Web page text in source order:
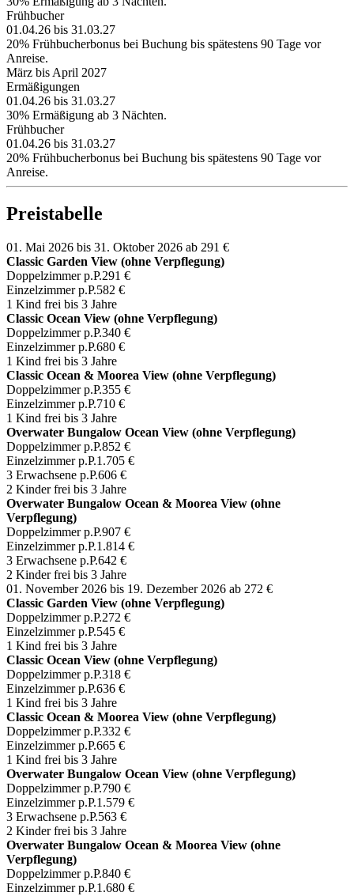
Frühbucher
01.04.26 bis 31.03.27
20% Frühbucherbonus bei Buchung bis spätestens 90 Tage vor
Anreise.
März bis April 2027
Ermäßigungen
01.04.26 bis 31.03.27
30% Ermäßigung ab 3 Nächten.
Frühbucher
01.04.26 bis 31.03.27
20% Frühbucherbonus bei Buchung bis spätestens 90 Tage vor
Anreise.
Preistabelle
01. Mai 2026 bis 31. Oktober 2026 ab 291 €
Classic Garden View (ohne Verpflegung)
Doppelzimmer p.P.291 €
Einzelzimmer p.P.582 €
1 Kind frei bis 3 Jahre
Classic Ocean View (ohne Verpflegung)
Doppelzimmer p.P.340 €
Einzelzimmer p.P.680 €
1 Kind frei bis 3 Jahre
Classic Ocean & Moorea View (ohne Verpflegung)
Doppelzimmer p.P.355 €
Einzelzimmer p.P.710 €
1 Kind frei bis 3 Jahre
Overwater Bungalow Ocean View (ohne Verpflegung)
Doppelzimmer p.P.852 €
Einzelzimmer p.P.1.705 €
3 Erwachsene p.P.606 €
2 Kinder frei bis 3 Jahre
Overwater Bungalow Ocean & Moorea View (ohne
Verpflegung)
Doppelzimmer p.P.907 €
Einzelzimmer p.P.1.814 €
3 Erwachsene p.P.642 €
2 Kinder frei bis 3 Jahre
01. November 2026 bis 19. Dezember 2026 ab 272 €
Classic Garden View (ohne Verpflegung)
Doppelzimmer p.P.272 €
Einzelzimmer p.P.545 €
1 Kind frei bis 3 Jahre
Classic Ocean View (ohne Verpflegung)
Doppelzimmer p.P.318 €
Einzelzimmer p.P.636 €
1 Kind frei bis 3 Jahre
Classic Ocean & Moorea View (ohne Verpflegung)
Doppelzimmer p.P.332 €
Einzelzimmer p.P.665 €
1 Kind frei bis 3 Jahre
Overwater Bungalow Ocean View (ohne Verpflegung)
Doppelzimmer p.P.790 €
Einzelzimmer p.P.1.579 €
3 Erwachsene p.P.563 €
2 Kinder frei bis 3 Jahre
Overwater Bungalow Ocean & Moorea View (ohne
Verpflegung)
Doppelzimmer p.P.840 €
Einzelzimmer p.P.1.680 €